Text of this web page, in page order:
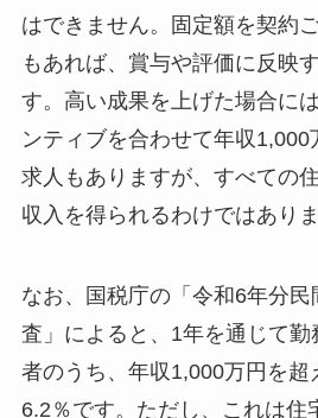
はできません。固定額を契約
もあれば、賞与や評価に反映
す。高い成果を上げた場合に
ンティブを合わせて年収1,000
求人もありますが、すべての
収入を得られるわけではありま
なお、国税庁の「令和6年分民
査」によると、1年を通じて
者のうち、年収1,000万円を超
6.2％です。ただし、これは住